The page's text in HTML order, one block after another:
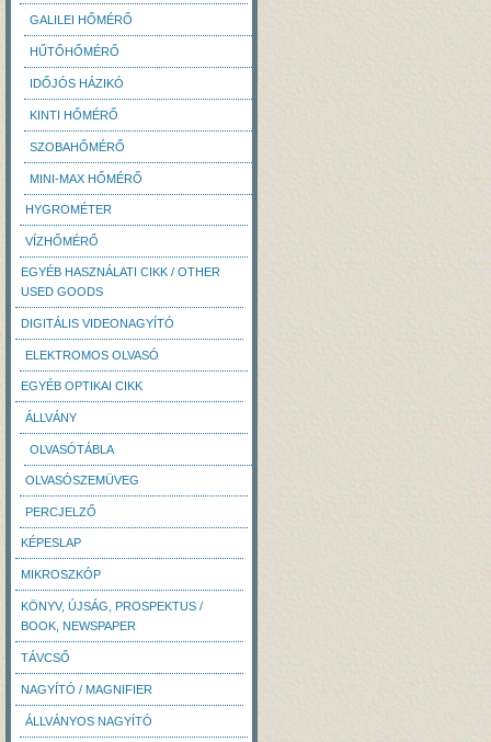
GALILEI HŐMÉRŐ
HŰTŐHŐMÉRŐ
IDŐJÓS HÁZIKÓ
KINTI HŐMÉRŐ
SZOBAHŐMÉRŐ
MINI-MAX HŐMÉRŐ
HYGROMÉTER
VÍZHŐMÉRŐ
EGYÉB HASZNÁLATI CIKK / OTHER
USED GOODS
DIGITÁLIS VIDEONAGYÍTÓ
ELEKTROMOS OLVASÓ
EGYÉB OPTIKAI CIKK
ÁLLVÁNY
OLVASÓTÁBLA
OLVASÓSZEMÜVEG
PERCJELZŐ
KÉPESLAP
MIKROSZKÓP
KÖNYV, ÚJSÁG, PROSPEKTUS /
BOOK, NEWSPAPER
TÁVCSŐ
NAGYÍTÓ / MAGNIFIER
ÁLLVÁNYOS NAGYÍTÓ